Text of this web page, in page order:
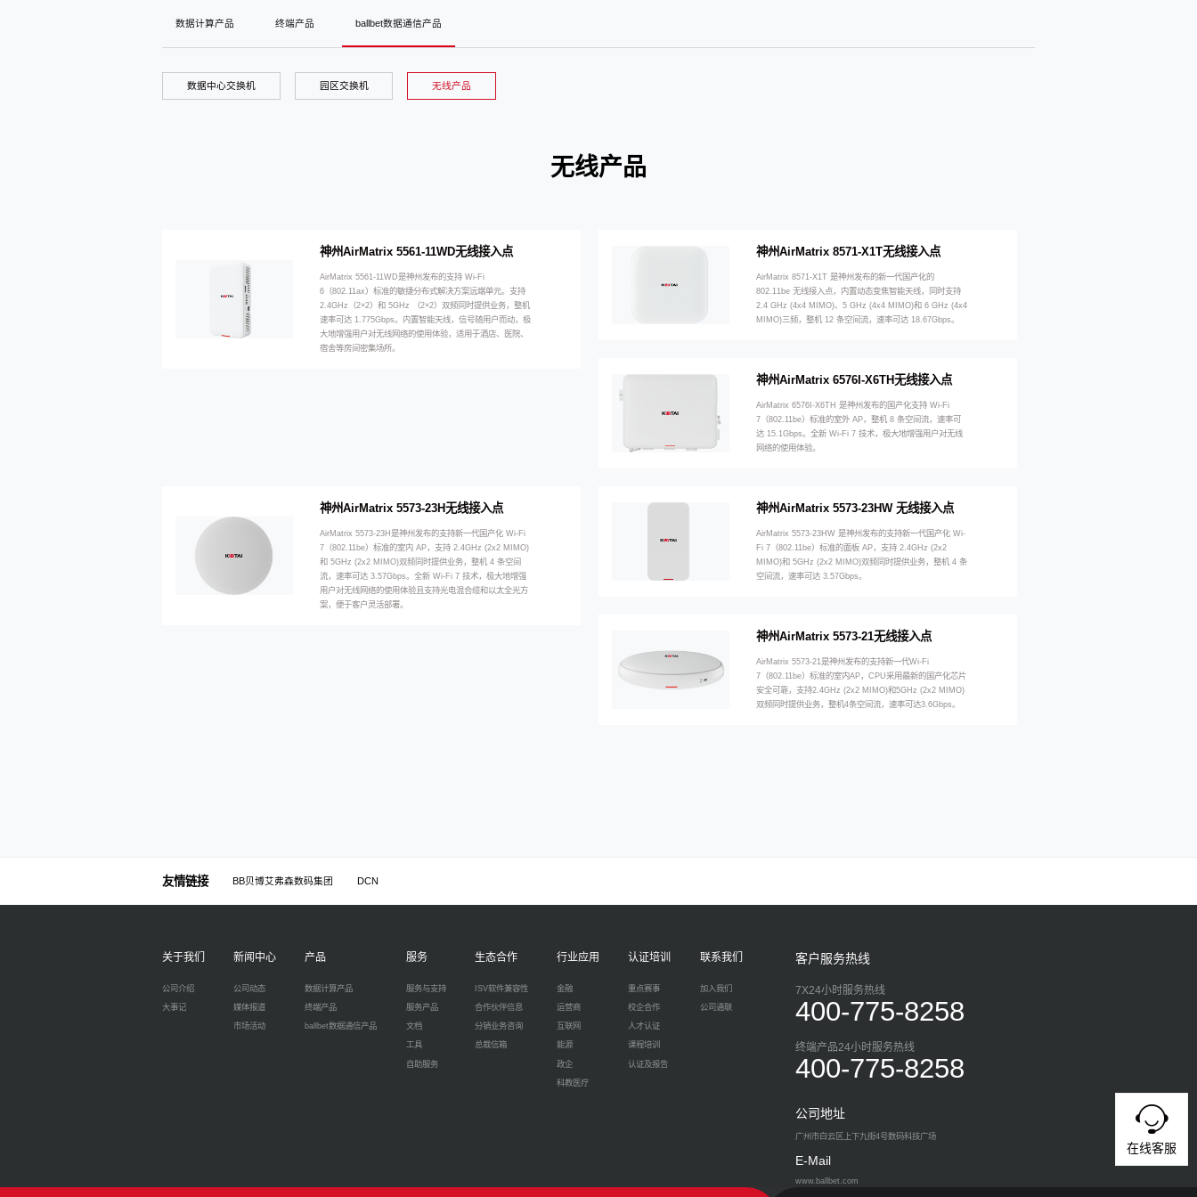
数据计算产品 终端产品 ballbet数据通信产品
数据中心交换机 园区交换机 无线产品
无线产品
神州AirMatrix 5561-11WD无线接入点
AirMatrix 5561-11WD是神州发布的支持 Wi-Fi
6（802.11ax）标准的敏捷分布式解决方案远端单元。支持
2.4GHz（2×2）和 5GHz （2×2）双频同时提供业务，整机
速率可达 1.775Gbps。内置智能天线，信号随用户而动，极
大地增强用户对无线网络的使用体验，适用于酒店、医院、
宿舍等房间密集场所。
神州AirMatrix 8571-X1T无线接入点
AirMatrix 8571-X1T 是神州发布的新一代国产化的
802.11be 无线接入点，内置动态变焦智能天线，同时支持
2.4 GHz (4x4 MIMO)、5 GHz (4x4 MIMO)和 6 GHz (4x4
MIMO)三频，整机 12 条空间流，速率可达 18.67Gbps。
神州AirMatrix 6576I-X6TH无线接入点
AirMatrix 6576I-X6TH 是神州发布的国产化支持 Wi-Fi
7（802.11be）标准的室外 AP，整机 8 条空间流，速率可
达 15.1Gbps。全新 Wi-Fi 7 技术，极大地增强用户对无线
网络的使用体验。
神州AirMatrix 5573-23H无线接入点
AirMatrix 5573-23H是神州发布的支持新一代国产化 Wi-Fi
7（802.11be）标准的室内 AP，支持 2.4GHz (2x2 MIMO)
和 5GHz (2x2 MIMO)双频同时提供业务，整机 4 条空间
流，速率可达 3.57Gbps。全新 Wi-Fi 7 技术，极大地增强
用户对无线网络的使用体验且支持光电混合缆和以太全光方
案，便于客户灵活部署。
神州AirMatrix 5573-23HW 无线接入点
AirMatrix 5573-23HW 是神州发布的支持新一代国产化 Wi-
Fi 7（802.11be）标准的面板 AP，支持 2.4GHz (2x2
MIMO)和 5GHz (2x2 MIMO)双频同时提供业务，整机 4 条
空间流，速率可达 3.57Gbps。
神州AirMatrix 5573-21无线接入点
AirMatrix 5573-21是神州发布的支持新一代Wi-Fi
7（802.11be）标准的室内AP，CPU采用最新的国产化芯片
安全可靠，支持2.4GHz (2x2 MIMO)和5GHz (2x2 MIMO)
双频同时提供业务，整机4条空间流，速率可达3.6Gbps。
友情链接 BB贝博艾弗森数码集团 DCN
关于我们
公司介绍
大事记
新闻中心
公司动态
媒体报道
市场活动
产品
数据计算产品
终端产品
ballbet数据通信产品
服务
服务与支持
服务产品
文档
工具
自助服务
生态合作
ISV软件兼容性
合作伙伴信息
分销业务咨询
总裁信箱
行业应用
金融
运营商
互联网
能源
政企
科教医疗
认证培训
重点赛事
校企合作
人才认证
课程培训
认证及报告
联系我们
加入我们
公司通联
客户服务热线
7X24小时服务热线
400-775-8258
终端产品24小时服务热线
400-775-8258
公司地址
广州市白云区上下九街4号数码科技广场
E-Mail
www.ballbet.com
在线客服